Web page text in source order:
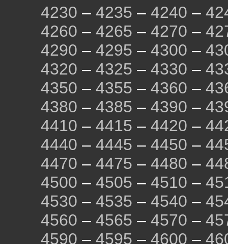
4230 – 4235 – 4240 –
4260 – 4265 – 4270 –
4290 – 4295 – 4300 –
4320 – 4325 – 4330 –
4350 – 4355 – 4360 –
4380 – 4385 – 4390 –
4410 – 4415 – 4420 –
4440 – 4445 – 4450 –
4470 – 4475 – 4480 –
4500 – 4505 – 4510 –
4530 – 4535 – 4540 –
4560 – 4565 – 4570 –
4590 – 4595 – 4600 –